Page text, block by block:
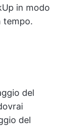
in modo
tempo.
del
del